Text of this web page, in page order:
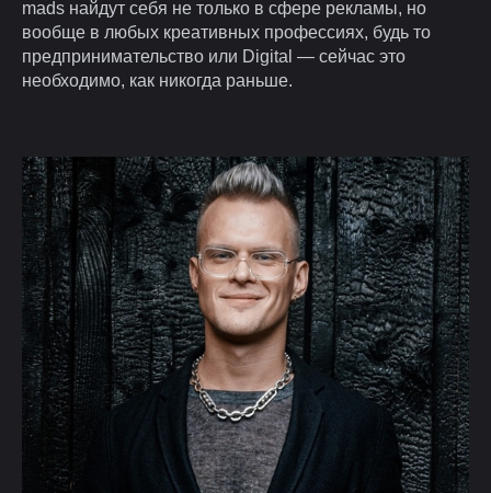
mads найдут себя не только в сфере рекламы, но
вообще в любых креативных профессиях, будь то
предпринимательство или Digital — сейчас это
необходимо, как никогда раньше.